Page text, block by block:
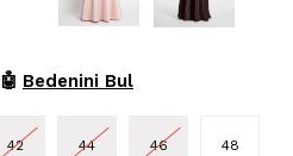
🤖 Bedenini Bul
42 44 46 48